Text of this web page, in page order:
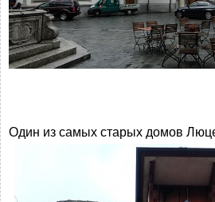
Один из самых старых домов